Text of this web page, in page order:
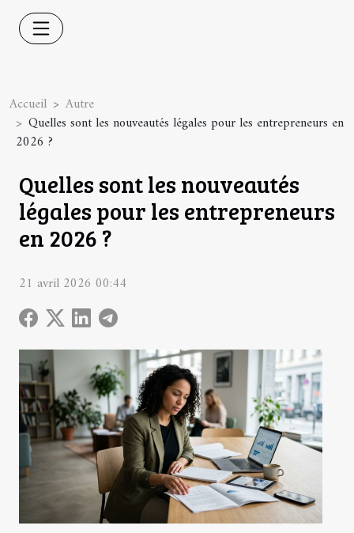
Accueil
Autre
Quelles sont les nouveautés légales pour les entrepreneurs en
2026 ?
Quelles sont les nouveautés
légales pour les entrepreneurs
en 2026 ?
21 avril 2026 00:44